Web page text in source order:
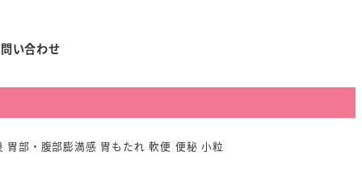
い合わせ
部・腹部膨満感 胃もたれ 軟便 便秘 小粒